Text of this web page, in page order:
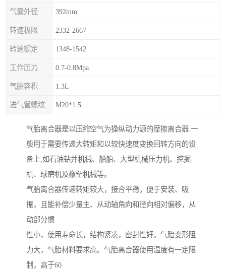
气囊外径 392mm
转速极限 2332-2667
转速额定 1348-1542
工作压力 0.7-0.8Mpa
气胎容积 1.3L
进气管螺纹 M20*1.5
气胎离合器是以压缩空气为操纵动力源的摩擦离合器.一
般用于需要传递大转矩和以较快速度变换回转方向的设
备上,如石油钻井机械、船舶、大型机械压力机、挖掘
机、球磨机及橡塑机械等。
气胎离合器传递转矩较大，接合平稳，便于安装、吸
振，且能补偿少量主、从动轴角向和径向相对偏移，从
动部分惯
性小，使用寿命长，结构紧凑，密封性好。气胎变形阻
力大，气胎材料要求高。气胎离合器使用温度有一定限
制，高于60